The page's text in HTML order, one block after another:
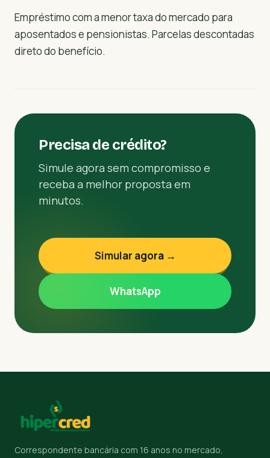
Empréstimo com a menor taxa do mercado para
aposentados e pensionistas. Parcelas descontadas
direto do benefício.
Precisa de crédito?
Simule agora sem compromisso e
receba a melhor proposta em
minutos.
Simular agora →
WhatsApp
Correspondente bancária com 16 anos no mercado,